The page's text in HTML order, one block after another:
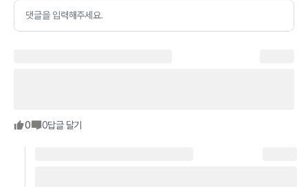
댓글을 입력해주세요.
0 0답글 달기